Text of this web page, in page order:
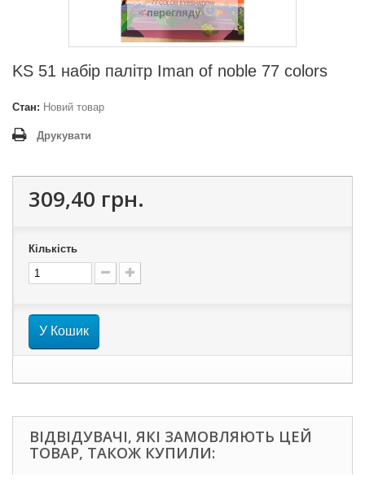
перегляду
KS 51 набір палітр Iman of noble 77 colors
Стан: Новий товар
Друкувати
309,40 грн.
Кількість
У Кошик
ВІДВІДУВАЧІ, ЯКІ ЗАМОВЛЯЮТЬ ЦЕЙ
ТОВАР, ТАКОЖ КУПИЛИ: